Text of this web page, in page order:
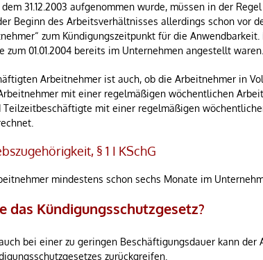
31.12.2003 aufgenommen wurde, müssen in der Regel
Beginn des Arbeitsverhältnisses allerdings schon vor
zum Kündigungszeitpunkt für die Anwendbarkeit.
01.01.2004 bereits im Unternehmen angestellt waren.
Arbeitnehmer ist auch, ob die Arbeitnehmer in
mit einer regelmäßigen wöchentlichen
mit einer regelmäßigen
§ 1 I KSchG
mindestens schon sechs Monate im
das Kündigungsschutzgesetz?
bei einer zu geringen Beschäftigungsdauer kann der
zurückgreifen.